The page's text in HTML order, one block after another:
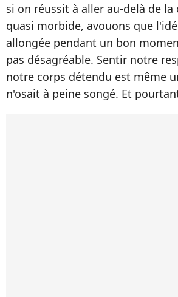
si on réussit à aller au-delà de
quasi morbide, avouons que
allongée pendant un bon
pas désagréable. Sentir notre
notre corps détendu est même
n'osait à peine songé. Et